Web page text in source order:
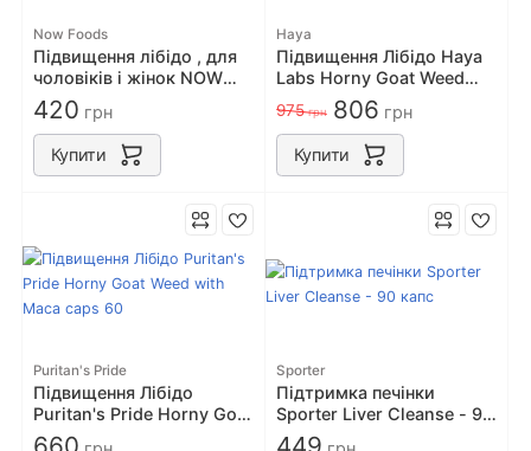
Now Foods
Підвищення лібідо , для
чоловіків і жінок NOW
Foods Maca 500mg caps
100
420 грн
Купити
Haya
Підвищення Лібідо Haya
Labs Horny Goat Weed
Extract 750 mg + Maca -
90 таб
975грн 806 грн
Купити
Puritan's Pride
Підвищення Лібідо
Puritan's Pride Horny Goat
Weed with Maca caps 60
Sporter
Підтримка печінки
Sporter Liver Cleanse - 90
капс